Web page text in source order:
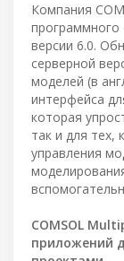
Компания
программного
версии 6.0.
серверной
моделей (в
интерфейса
которая
так и для тех,
управления
COMSOL
приложений